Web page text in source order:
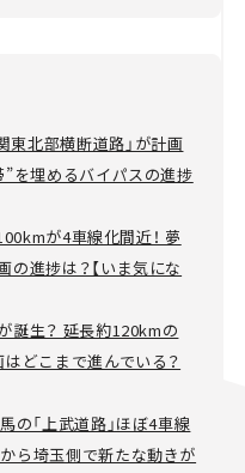
東北部横断道路」が計画
”を埋めるバイパスの進捗
が4車線化間近！ 夢
の進捗は？【いま気にな
誕生？ 延長約120kmの
はどこまで進んでいる？
の「上武道路」ほぼ4車線
ら埼玉側で新たな動きが